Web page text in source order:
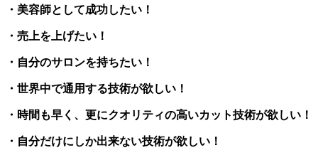
・美容師として成功したい！
・売上を上げたい！
・自分のサロンを持ちたい！
・世界中で通用する技術が欲しい！
・時間も早く、更にクオリティの高いカット技術が欲しい！
・自分だけにしか出来ない技術が欲しい！